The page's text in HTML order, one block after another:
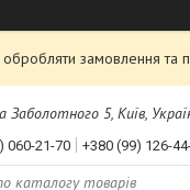
замовлення та
Заболотного 5, Київ,
060-21-70 +380 (99) 126-